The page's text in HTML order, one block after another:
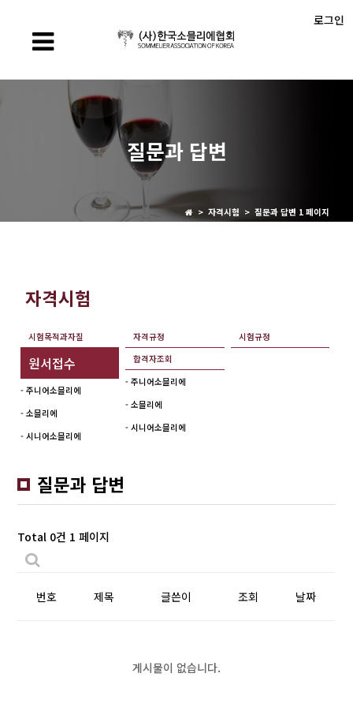
로그인
질문과 답변
> 자격시험 > 질문과 답변 1 페이지
자격시험
시험목적과자질 자격규정 시험규정
원서접수
- 주니어소믈리에
- 소믈리에
- 시니어소믈리에
합격자조회
- 주니어소믈리에
- 소믈리에
- 시니어소믈리에
질문과 답변
Total 0건 1 페이지
번호 제목 글쓴이 조회 날짜
게시물이 없습니다.